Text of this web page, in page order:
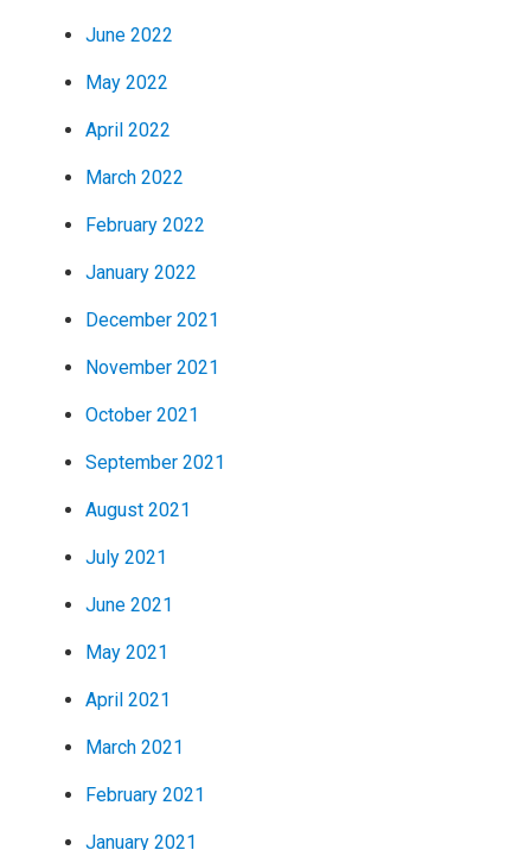
June 2022
May 2022
April 2022
March 2022
February 2022
January 2022
December 2021
November 2021
October 2021
September 2021
August 2021
July 2021
June 2021
May 2021
April 2021
March 2021
February 2021
January 2021